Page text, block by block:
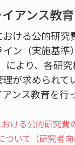
アンス教育
おける公的研
ン（実施基準
により、各研
が求められて
ンス教育を行
ける公的研究費
いて（研究者向